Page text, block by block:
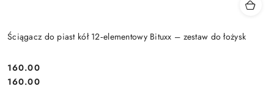
Ściągacz do piast kół 12‑elementowy Bituxx – zestaw do łożysk
Cena:
160.00
Cena:
160.00